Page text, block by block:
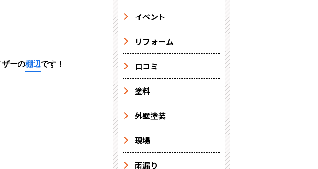
ザーの棚辺です！
イベント
リフォーム
口コミ
塗料
外壁塗装
現場
雨漏り